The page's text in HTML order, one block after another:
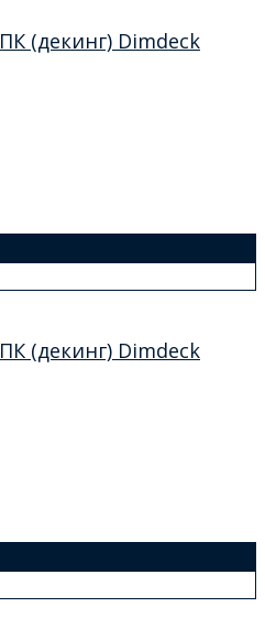
(декинг) Dimdeck
(декинг) Dimdeck